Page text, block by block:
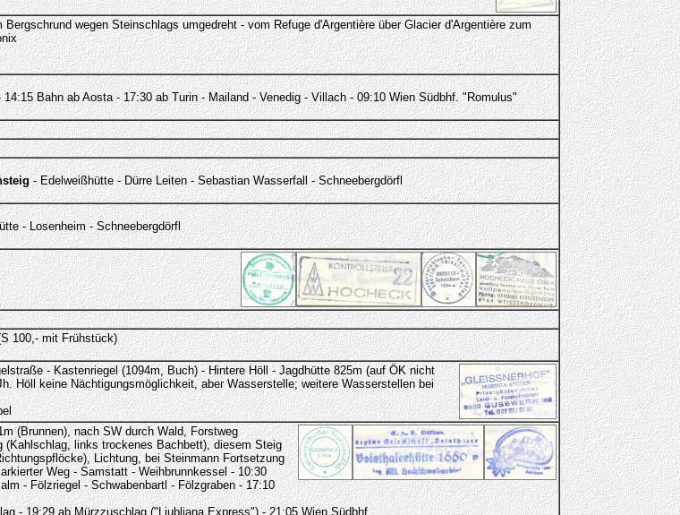
wegen Steinschlags umgedreht - vom Refuge d'Argentière über Glacier d'Argentière zum
Bahn ab Aosta - 17:30 ab Turin - Mailand - Venedig - Villach - 09:10 Wien Südbhf. "Romulus"
- Edelweißhütte - Dürre Leiten - Sebastian Wasserfall - Schneebergdörfl
- Losenheim - Schneebergdörfl
100,- mit Frühstück)
- Kastenriegel (1094m, Buch) - Hintere Höll - Jagdhütte 825m (auf ÖK nicht
Höll keine Nächtigungsmöglichkeit, aber Wasserstelle; weitere Wasserstellen bei
(Brunnen), nach SW durch Wald, Forstweg
(Kahlschlag, links trockenes Bachbett), diesem Steig
Lichtung, bei Steinmann Fortsetzung
Weg - Samstatt - Weihbrunnkessel - 10:30
- Fölzriegel - Schwabenbartl - Fölzgraben - 17:10
- 19:29 ab Mürzzuschlag ("Ljubljana Express") - 21:05 Wien Südbhf.